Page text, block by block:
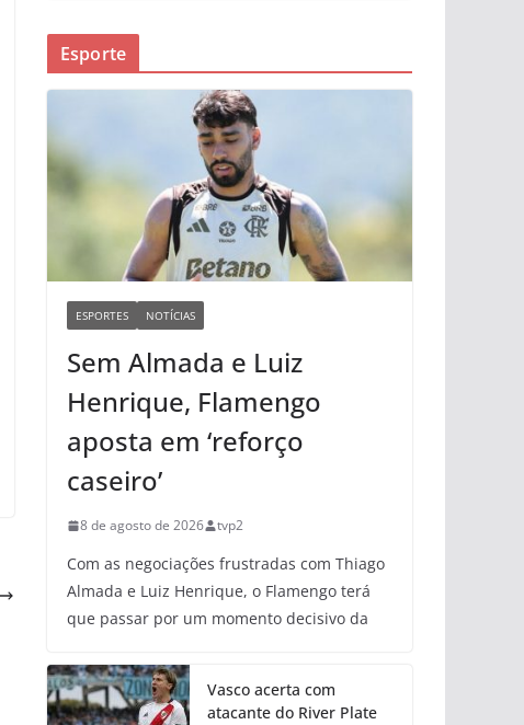
Esporte
ESPORTES NOTÍCIAS
Sem Almada e Luiz
Henrique, Flamengo
aposta em ‘reforço
caseiro’
8 de agosto de 2026 tvp2
Com as negociações frustradas com Thiago
Almada e Luiz Henrique, o Flamengo terá
que passar por um momento decisivo da
Vasco acerta com
atacante do River Plate